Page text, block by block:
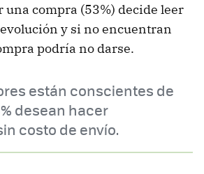
una compra (53%) decide leer
y si no encuentran
podría no darse.
están conscientes de
desean hacer
costo de envío.